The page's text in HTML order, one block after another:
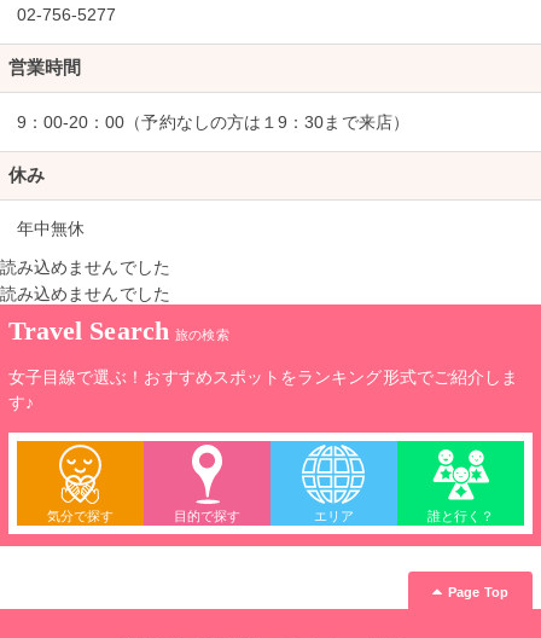
02-756-5277
営業時間
9：00-20：00（予約なしの方は１9：30まで来店）
休み
年中無休
読み込めませんでした
読み込めませんでした
Travel Search 旅の検索
女子目線で選ぶ！おすすめスポットをランキング形式でご紹介しま
す♪
気分で探す 目的で探す エリア 誰と行く？
Page Top